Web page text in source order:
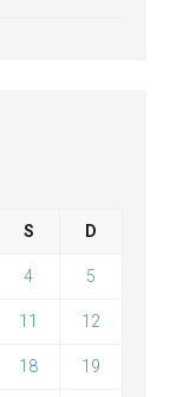
S D
4 5
11 12
18 19